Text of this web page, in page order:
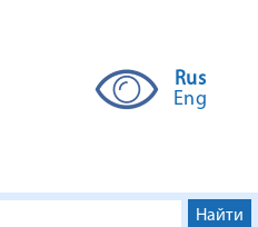
Rus
Eng